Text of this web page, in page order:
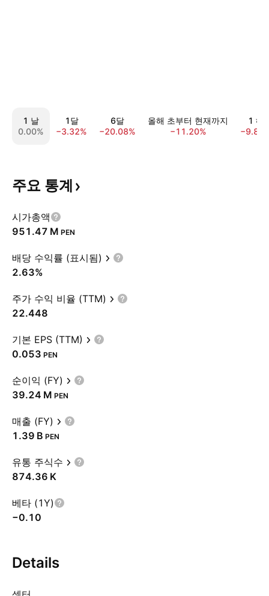
1 날
0.00%
1달
−3.32%
6달
−20.08%
올해 초부터 현재까지
−11.20%
1 해
주요 통계
시가총액
‪951.47 M‬ PEN
배당 수익률 (표시됨)
2.63%
주가 수익 비율 (TTM)
22.448
기본 EPS (TTM)
0.053 PEN
순이익 (FY)
‪39.24 M‬ PEN
매출 (FY)
‪1.39 B‬ PEN
유통 주식수
‪874.36 K‬
베타 (1Y)
−0.10
Details